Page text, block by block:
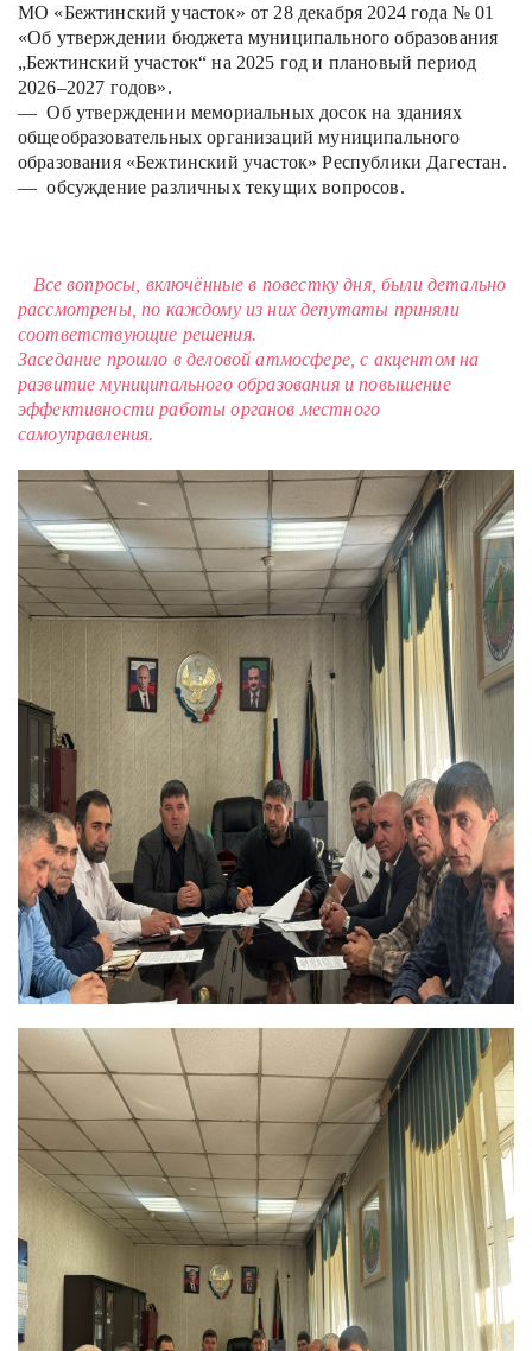
МО «Бежтинский участок» от 28 декабря 2024 года № 01
«Об утверждении бюджета муниципального образования
„Бежтинский участок“ на 2025 год и плановый период
2026–2027 годов».
— Об утверждении мемориальных досок на зданиях
общеобразовательных организаций муниципального
образования «Бежтинский участок» Республики Дагестан.
— обсуждение различных текущих вопросов.
Все вопросы, включённые в повестку дня, были детально
рассмотрены, по каждому из них депутаты приняли
соответствующие решения.
Заседание прошло в деловой атмосфере, с акцентом на
развитие муниципального образования и повышение
эффективности работы органов местного
самоуправления.